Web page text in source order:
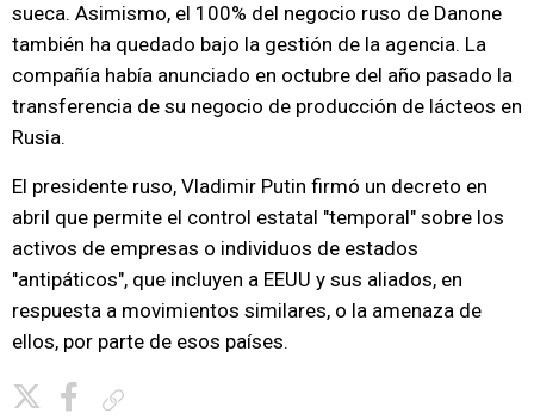
sueca. Asimismo, el 100% del negocio ruso de Danone
también ha quedado bajo la gestión de la agencia. La
compañía había anunciado en octubre del año pasado la
transferencia de su negocio de producción de lácteos en
Rusia.
El presidente ruso, Vladimir Putin firmó un decreto en
abril que permite el control estatal "temporal" sobre los
activos de empresas o individuos de estados
"antipáticos", que incluyen a EEUU y sus aliados, en
respuesta a movimientos similares, o la amenaza de
ellos, por parte de esos países.